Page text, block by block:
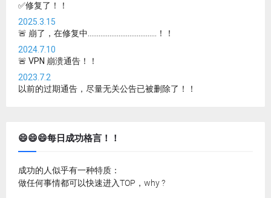
✅修复了！！
2025.3.15
🚨 崩了，在修复中......................................！！
2024.7.10
🚨 VPN 崩溃通告！！
2023.7.2
以前的过期通告，尽量无关公告已被删除了！！
😄😄😄每日成功格言！！
成功的人似乎有一种特质：
做任何事情都可以快速进入TOP，why ?